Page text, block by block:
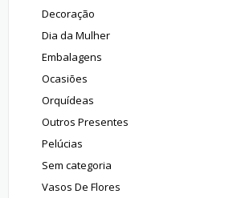
Decoração
Dia da Mulher
Embalagens
Ocasiões
Orquídeas
Outros Presentes
Pelúcias
Sem categoria
Vasos De Flores